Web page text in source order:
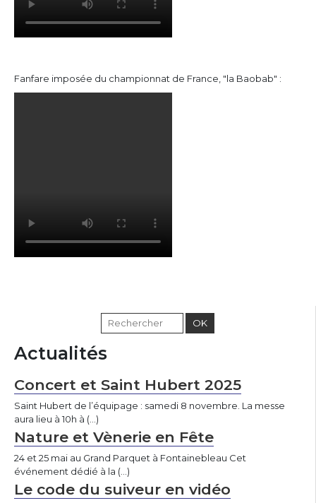
Fanfare imposée du championnat de France, "la Baobab" :
Actualités
Concert et Saint Hubert 2025
Saint Hubert de l’équipage : samedi 8 novembre. La messe
aura lieu à 10h à (…)
Nature et Vènerie en Fête
24 et 25 mai au Grand Parquet à Fontainebleau Cet
événement dédié à la (…)
Le code du suiveur en vidéo